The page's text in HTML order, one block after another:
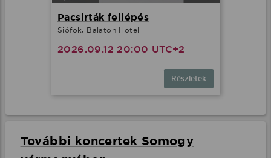
Pacsirták fellépés
Siófok, Balaton Hotel
2026.09.12 20:00 UTC+2
Részletek
További koncertek Somogy